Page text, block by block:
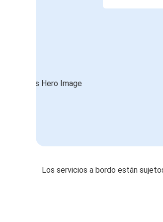
Los servicios a bordo están